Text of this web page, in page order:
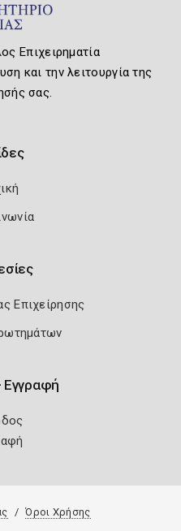
Επιχειρηματία
και την λειτουργία της
σας.
Επιχείρησης
Εγγραφή
Όροι Χρήσης